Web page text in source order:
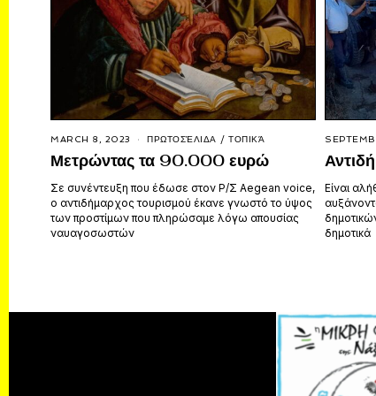
MARCH 8, 2023 ΠΡΩΤΟΣΈΛΙΔΑ / ΤΟΠΙΚΆ
Μετρώντας τα 90.000 ευρώ
Σε συνέντευξη που έδωσε στον Ρ/Σ Aegean voice,
ο αντιδήμαρχος τουρισμού έκανε γνωστό το ύψος
των προστίμων που πληρώσαμε λόγω απουσίας
ναυαγοσωστών
Είναι
δημοτικά